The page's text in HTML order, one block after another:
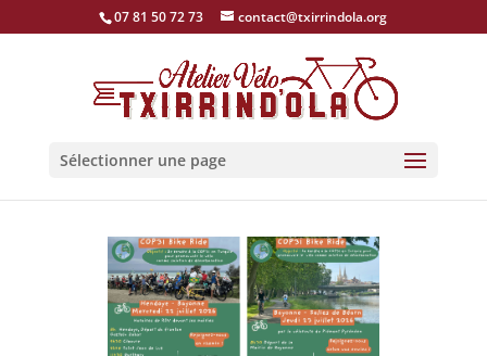
07 81 50 72 73 contact@txirrindola.org
Sélectionner une page